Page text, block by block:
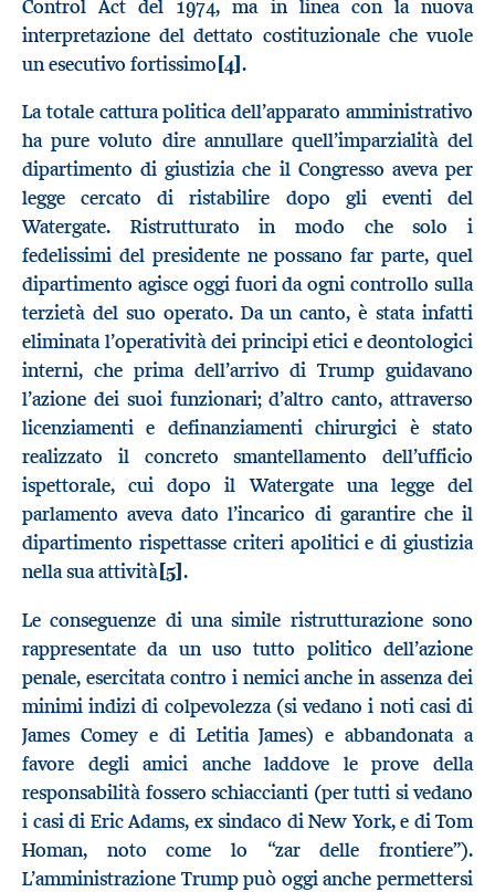
Control Act del 1974, ma in linea con la nuova
interpretazione del dettato costituzionale che vuole
un esecutivo fortissimo[4].
La totale cattura politica dell’apparato amministrativo
ha pure voluto dire annullare quell’imparzialità del
dipartimento di giustizia che il Congresso aveva per
legge cercato di ristabilire dopo gli eventi del
Watergate. Ristrutturato in modo che solo i
fedelissimi del presidente ne possano far parte, quel
dipartimento agisce oggi fuori da ogni controllo sulla
terzietà del suo operato. Da un canto, è stata infatti
eliminata l’operatività dei principi etici e deontologici
interni, che prima dell’arrivo di Trump guidavano
l’azione dei suoi funzionari; d’altro canto, attraverso
licenziamenti e definanziamenti chirurgici è stato
realizzato il concreto smantellamento dell’ufficio
ispettorale, cui dopo il Watergate una legge del
parlamento aveva dato l’incarico di garantire che il
dipartimento rispettasse criteri apolitici e di giustizia
nella sua attività[5].
Le conseguenze di una simile ristrutturazione sono
rappresentate da un uso tutto politico dell’azione
penale, esercitata contro i nemici anche in assenza dei
minimi indizi di colpevolezza (si vedano i noti casi di
James Comey e di Letitia James) e abbandonata a
favore degli amici anche laddove le prove della
responsabilità fossero schiaccianti (per tutti si vedano
i casi di Eric Adams, ex sindaco di New York, e di Tom
Homan, noto come lo “zar delle frontiere”).
L’amministrazione Trump può oggi anche permettersi